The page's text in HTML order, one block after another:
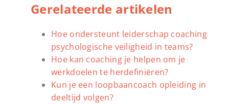
Gerelateerde artikelen
Hoe ondersteunt leiderschap coaching
psychologische veiligheid in teams?
Hoe kan coaching je helpen om je
werkdoelen te herdefiniëren?
Kun je een loopbaancoach opleiding in
deeltijd volgen?